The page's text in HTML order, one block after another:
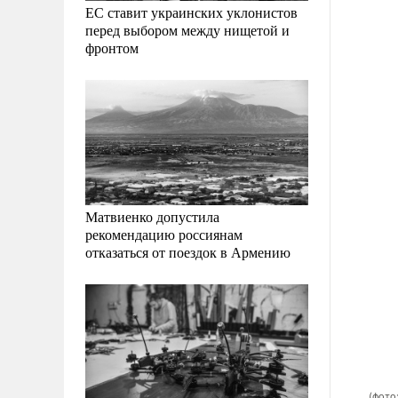
ЕС ставит украинских уклонистов
перед выбором между нищетой и
фронтом
Матвиенко допустила
рекомендацию россиянам
отказаться от поездок в Армению